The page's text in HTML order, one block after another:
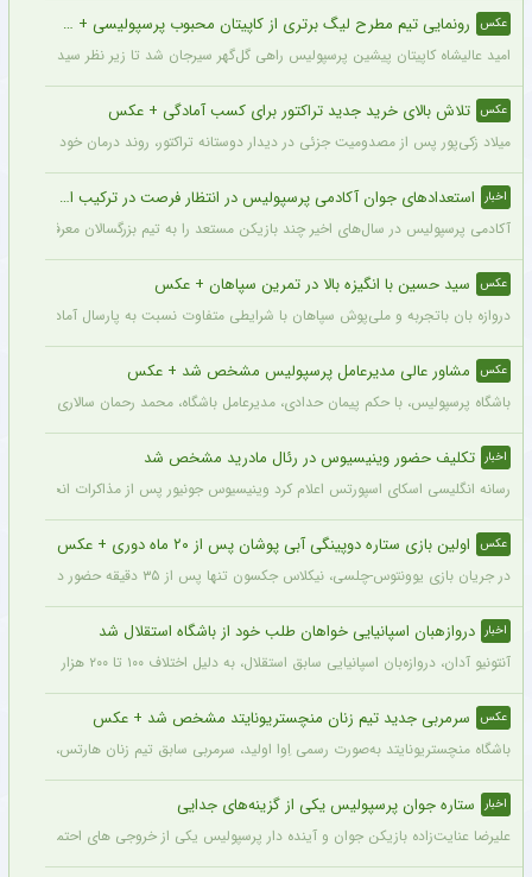
عکس رونمایی تیم مطرح لیگ برتری از کاپیتان محبوب پرسپولیسی + سند
امید عالیشاه کاپیتان پیشین پرسپولیس راهی گل‌گهر سیرجان شد تا زیر نظر سیدمهدی
عکس تلاش بالای خرید جدید تراکتور برای کسب آمادگی + عکس
میلاد زکی‌پور پس از مصدومیت جزئی در دیدار دوستانه تراکتور، روند درمان خود را
اخبار استعدادهای جوان آکادمی پرسپولیس در انتظار فرصت در ترکیب اصلی
آکادمی پرسپولیس در سال‌های اخیر چند بازیکن مستعد را به تیم بزرگسالان معرفی
عکس سید حسین با انگیزه بالا در تمرین سپاهان + عکس
دروازه بان باتجربه و ملی‌پوش سپاهان با شرایطی متفاوت نسبت به پارسال آماده شروع
عکس مشاور عالی مدیرعامل پرسپولیس مشخص شد + عکس
باشگاه پرسپولیس، با حکم پیمان حدادی، مدیرعامل باشگاه، محمد رحمان سالاری به
اخبار تکلیف حضور وینیسیوس در رئال مادرید مشخص شد
رسانه انگلیسی اسکای اسپورتس اعلام کرد وینیسیوس جونیور پس از مذاکرات انجام شده
عکس اولین بازی ستاره دوپینگی آبی پوشان پس از ۲۰ ماه دوری + عکس
در جریان بازی یوونتوس-چلسی، نیکلاس جکسون تنها پس از ۳۵ دقیقه حضور در زمین تعویض شد و در همین مسابقه میخایلو مودریک نخستین بازی خود را پس از ۲۰ ماه برای چلسی انجام داد.
اخبار دروازهبان اسپانیایی خواهان طلب خود از باشگاه استقلال شد
آنتونیو آدان، دروازه‌بان اسپانیایی سابق استقلال، به دلیل اختلاف ۱۰۰ تا ۲۰۰ هزار یورویی در مطالبات خود، قصد شکایت از باشگاه را دارد.
عکس سرمربی جدید تیم زنان منچستریونایتد مشخص شد + عکس
باشگاه منچستریونایتد به‌صورت رسمی اِوا اولید، سرمربی سابق تیم زنان هارتس، را
اخبار ستاره جوان پرسپولیس یکی از گزینه‌های جدایی
علیرضا عنایت‌زاده بازیکن جوان و آینده دار پرسپولیس یکی از خروجی های احتمالی